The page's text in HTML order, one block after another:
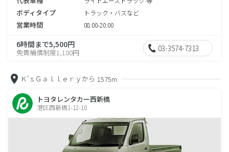
ボディタイプ トラック・バスなど
営業時間 08:00-20:00
6時間まで5,500円
免責補償制度1,100円 03-3574-7313
Ｋ’ｓＧａｌｌｅｒｙから 1575m
トヨタレンタカー西新橋
港区西新橋1-12-10